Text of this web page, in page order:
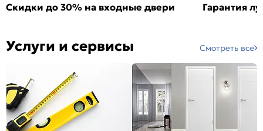
Скидки до 30% на входные двери Гарантия
Услуги и сервисы Смотреть все